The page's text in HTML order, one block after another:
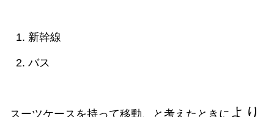
新幹線
バス
スーツケースを持って移動、と考えたときに より